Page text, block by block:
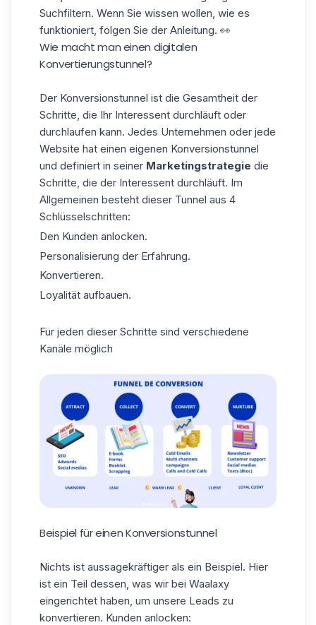
Suchfiltern. Wenn Sie wissen wollen, wie es
funktioniert, folgen Sie der Anleitung. 👀
Wie macht man einen digitalen
Konvertierungstunnel?
Der Konversionstunnel ist die Gesamtheit der
Schritte, die Ihr Interessent durchläuft oder
durchlaufen kann. Jedes Unternehmen oder jede
Website hat einen eigenen Konversionstunnel
und definiert in seiner Marketingstrategie die
Schritte, die der Interessent durchläuft. Im
Allgemeinen besteht dieser Tunnel aus 4
Schlüsselschritten:
Den Kunden anlocken.
Personalisierung der Erfahrung.
Konvertieren.
Loyalität aufbauen.
Für jeden dieser Schritte sind verschiedene
Kanäle möglich
Beispiel für einen Konversionstunnel
Nichts ist aussagekräftiger als ein Beispiel. Hier
ist ein Teil dessen, was wir bei Waalaxy
eingerichtet haben, um unsere Leads zu
konvertieren. Kunden anlocken: